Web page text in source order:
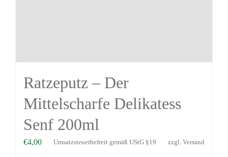
Ratzeputz – Der
Mittelscharfe Delikatess
Senf 200ml
€4,00 Umsatzsteuerbefreit gemäß UStG §19 zzgl. Versand